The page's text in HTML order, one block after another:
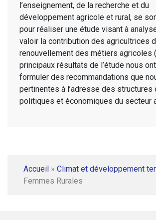
l’enseignement, de la recherche et du
développement agricole et rural, se
pour réaliser une étude visant à
valoir la contribution des agricultrices
renouvellement des métiers agricoles
principaux résultats de l’étude nous
formuler des recommandations que
pertinentes à l’adresse des structures
politiques et économiques du secteur
Accueil » Climat et développement
Femmes Rurales